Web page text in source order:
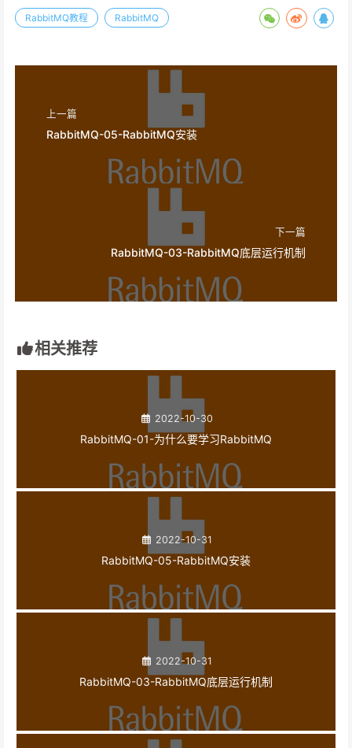
RabbitMQ教程 RabbitMQ
上一篇
RabbitMQ-05-RabbitMQ安装
下一篇
RabbitMQ-03-RabbitMQ底层运行机制
相关推荐
2022-10-30
RabbitMQ-01-为什么要学习RabbitMQ
2022-10-31
RabbitMQ-05-RabbitMQ安装
2022-10-31
RabbitMQ-03-RabbitMQ底层运行机制